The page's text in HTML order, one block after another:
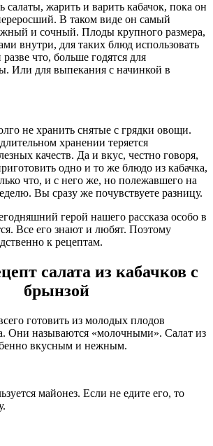
салаты, жарить и варить кабачок, пока он
В таком виде он самый
и сочный. Плоды крупного размера,
внутри, для таких блюд использовать
что, больше годятся для
Или для выпекания с начинкой в
не хранить снятые с грядки овощи.
хранении теряется
качеств. Да и вкус, честно говоря,
одно и то же блюдо из кабачка,
что, и с него же, но полежавшего на
Вы сразу же почувствуете разницу.
герой нашего рассказа особо в
Все его знают и любят. Поэтому
к рецептам.
салата из кабачков с
брынзой
готовить из молодых плодов
Они называются «молочными». Салат из
вкусным и нежным.
майонез. Если не едите его, то